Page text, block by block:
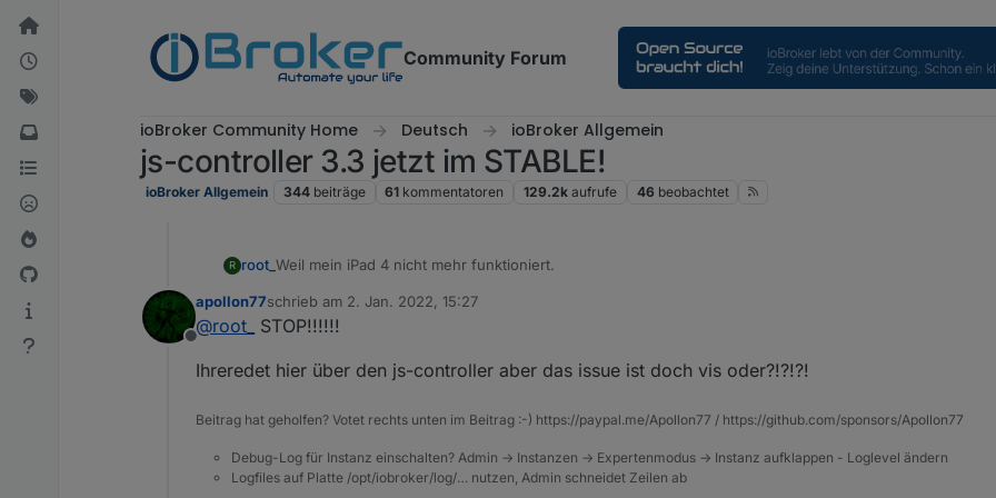
Weiter zum Inhalt
Community Forum
ioBroker Community Home Deutsch ioBroker Allgemein
js-controller 3.3 jetzt im STABLE!
ioBroker Allgemein 344 beiträge 61 kommentatoren 129.2k aufrufe 46 beobachtet
R root_ Weil mein iPad 4 nicht mehr funktioniert.
Offline
apollon77schrieb am 2. Jan. 2022, 15:27
zuletzt editiert von
@root_
STOP!!!!!!
Ihreredet hier über den js-controller aber das issue ist doch vis oder?!?!?!
Beitrag hat geholfen? Votet rechts unten im Beitrag :-) https://paypal.me/Apollon77 / https://github.com/sponsors/Apollon77
Debug-Log für Instanz einschalten? Admin -> Instanzen -> Expertenmodus -> Instanz aufklappen - Loglevel ändern
Logfiles auf Platte /opt/iobroker/log/… nutzen, Admin schneidet Zeilen ab